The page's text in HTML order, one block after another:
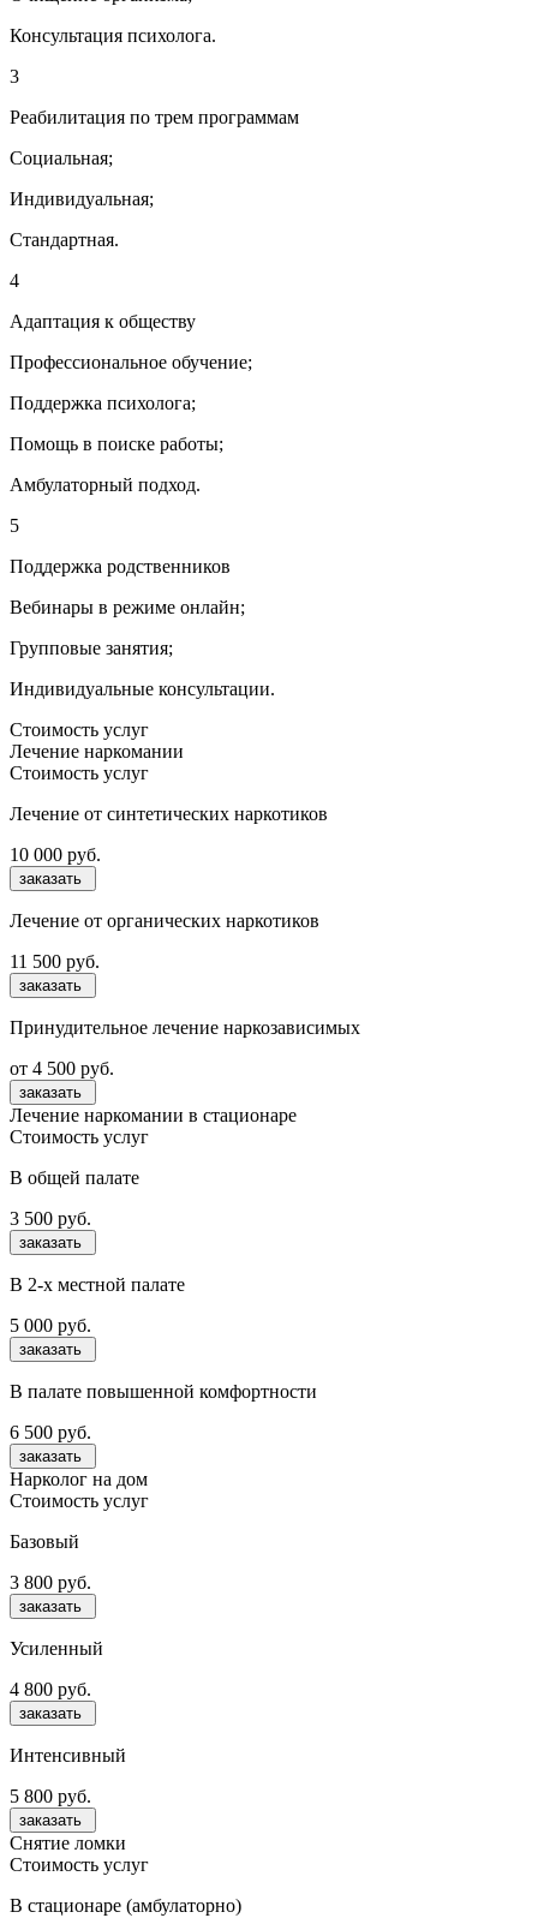
Консультация психолога.
3
Реабилитация по трем программам
Социальная;
Индивидуальная;
Стандартная.
4
Адаптация к обществу
Профессиональное обучение;
Поддержка психолога;
Помощь в поиске работы;
Амбулаторный подход.
5
Поддержка родственников
Вебинары в режиме онлайн;
Групповые занятия;
Индивидуальные консультации.
Стоимость услуг
Лечение наркомании
Стоимость услуг
Лечение от синтетических наркотиков
10 000 руб.
заказать
Лечение от органических наркотиков
11 500 руб.
заказать
Принудительное лечение наркозависимых
от 4 500 руб.
заказать
Лечение наркомании в стационаре
Стоимость услуг
В общей палате
3 500 руб.
заказать
В 2-х местной палате
5 000 руб.
заказать
В палате повышенной комфортности
6 500 руб.
заказать
Нарколог на дом
Стоимость услуг
Базовый
3 800 руб.
заказать
Усиленный
4 800 руб.
заказать
Интенсивный
5 800 руб.
заказать
Снятие ломки
Стоимость услуг
В стационаре (амбулаторно)